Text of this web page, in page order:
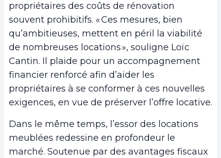
propriétaires des coûts de rénovation
souvent prohibitifs. « Ces mesures, bien
qu’ambitieuses, mettent en péril la viabilité
de nombreuses locations », souligne Loïc
Cantin. Il plaide pour un accompagnement
financier renforcé afin d’aider les
propriétaires à se conformer à ces nouvelles
exigences, en vue de préserver l’offre locative.
Dans le même temps, l’essor des locations
meublées redessine en profondeur le
marché. Soutenue par des avantages fiscaux